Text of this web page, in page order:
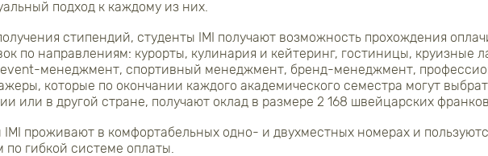
подход к каждому из них.
стипендий, студенты IMI получают возможность прохождения
по направлениям: курорты, кулинария и кейтеринг, гостиницы, круизные
менеджмент, спортивный менеджмент, бренд-менеджмент,
которые по окончании каждого академического семестра могут
или в другой стране, получают оклад в размере 2 168 швейцарских
IMI проживают в комфортабельных одно- и двухместных номерах и
по гибкой системе оплаты.